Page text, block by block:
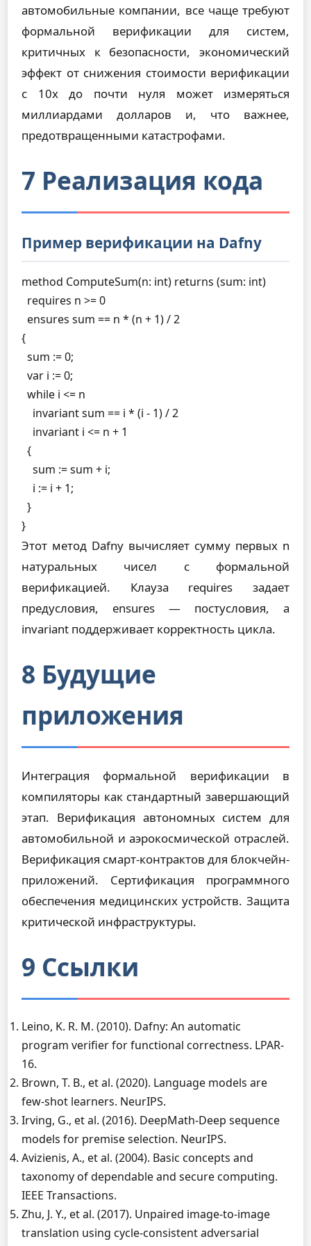
автомобильные компании, все чаще требуют
формальной верификации для систем,
критичных к безопасности, экономический
эффект от снижения стоимости верификации
с 10x до почти нуля может измеряться
миллиардами долларов и, что важнее,
предотвращенными катастрофами.
7 Реализация кода
Пример верификации на Dafny
method ComputeSum(n: int) returns (sum: int)
  requires n >= 0
  ensures sum == n * (n + 1) / 2
{
  sum := 0;
  var i := 0;
  while i <= n
    invariant sum == i * (i - 1) / 2
    invariant i <= n + 1
  {
    sum := sum + i;
    i := i + 1;
  }
}
Этот метод Dafny вычисляет сумму первых n
натуральных чисел с формальной
верификацией. Клауза requires задает
предусловия, ensures — постусловия, а
invariant поддерживает корректность цикла.
8 Будущие
приложения
Интеграция формальной верификации в
компиляторы как стандартный завершающий
этап. Верификация автономных систем для
автомобильной и аэрокосмической отраслей.
Верификация смарт-контрактов для блокчейн-
приложений. Сертификация программного
обеспечения медицинских устройств. Защита
критической инфраструктуры.
9 Ссылки
Leino, K. R. M. (2010). Dafny: An automatic
program verifier for functional correctness. LPAR-
16.
Brown, T. B., et al. (2020). Language models are
few-shot learners. NeurIPS.
Irving, G., et al. (2016). DeepMath-Deep sequence
models for premise selection. NeurIPS.
Avizienis, A., et al. (2004). Basic concepts and
taxonomy of dependable and secure computing.
IEEE Transactions.
Zhu, J. Y., et al. (2017). Unpaired image-to-image
translation using cycle-consistent adversarial